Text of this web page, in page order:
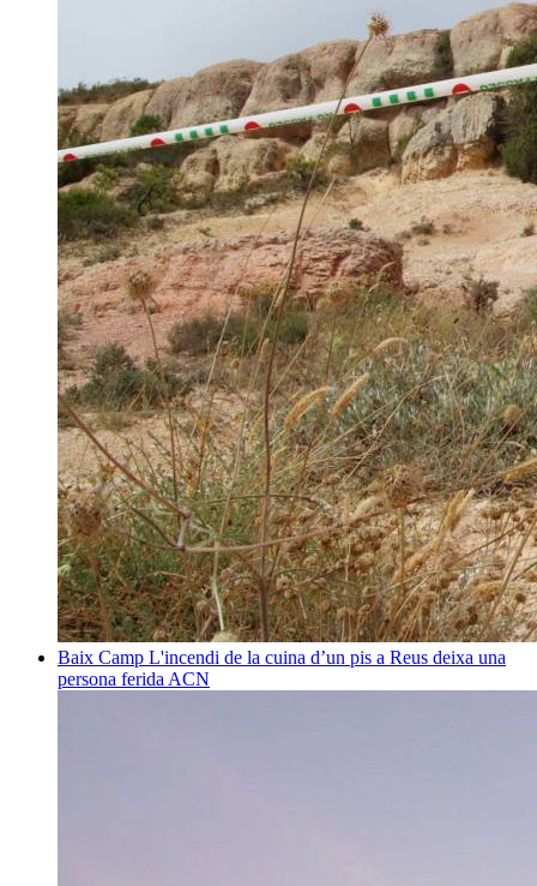
Baix Camp L'incendi de la cuina d’un pis a Reus deixa una
persona ferida ACN